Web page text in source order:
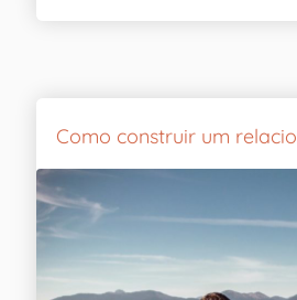
Como construir um